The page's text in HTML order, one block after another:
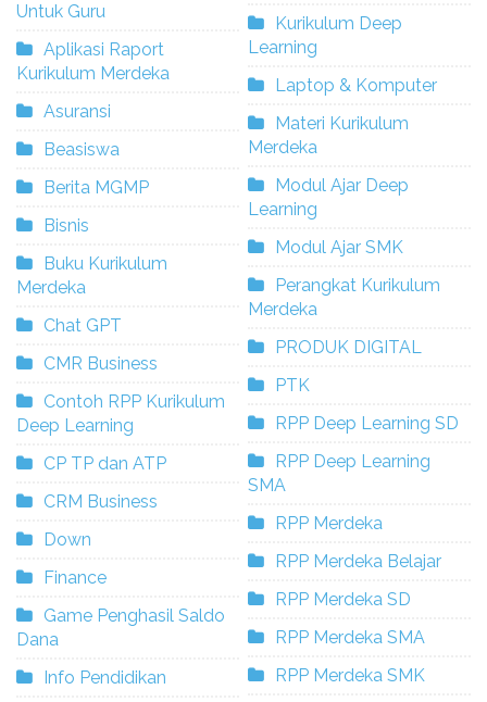
Untuk Guru
Aplikasi Raport
Kurikulum Merdeka
Asuransi
Beasiswa
Berita MGMP
Bisnis
Buku Kurikulum
Merdeka
Chat GPT
CMR Business
Contoh RPP Kurikulum
Deep Learning
CP TP dan ATP
CRM Business
Down
Finance
Game Penghasil Saldo
Dana
Info Pendidikan
Kurikulum Deep
Learning
Laptop & Komputer
Materi Kurikulum
Merdeka
Modul Ajar Deep
Learning
Modul Ajar SMK
Perangkat Kurikulum
Merdeka
PRODUK DIGITAL
PTK
RPP Deep Learning SD
RPP Deep Learning
SMA
RPP Merdeka
RPP Merdeka Belajar
RPP Merdeka SD
RPP Merdeka SMA
RPP Merdeka SMK